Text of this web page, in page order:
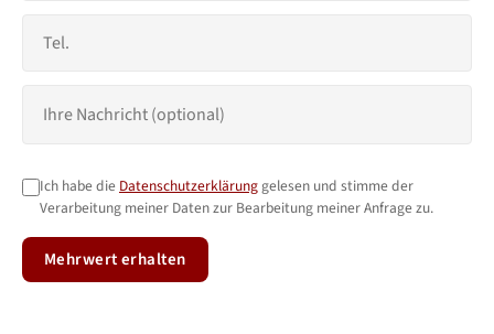
Ich habe die Datenschutzerklärung gelesen und stimme der
Verarbeitung meiner Daten zur Bearbeitung meiner Anfrage zu.
Mehrwert erhalten